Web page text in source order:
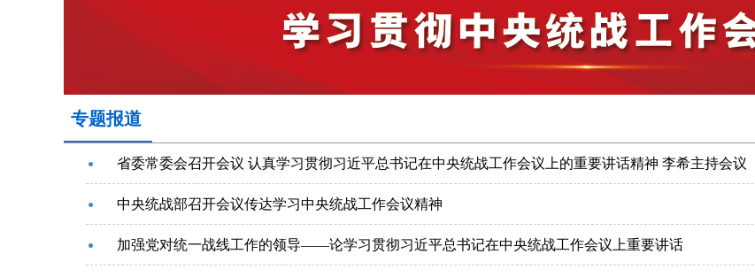
专题报道
省委常委会召开会议 认真学习贯彻习近平总书记在中央统战工作会议上的重要讲话精神 李希主持会议
中央统战部召开会议传达学习中央统战工作会议精神
加强党对统一战线工作的领导——论学习贯彻习近平总书记在中央统战工作会议上重要讲话